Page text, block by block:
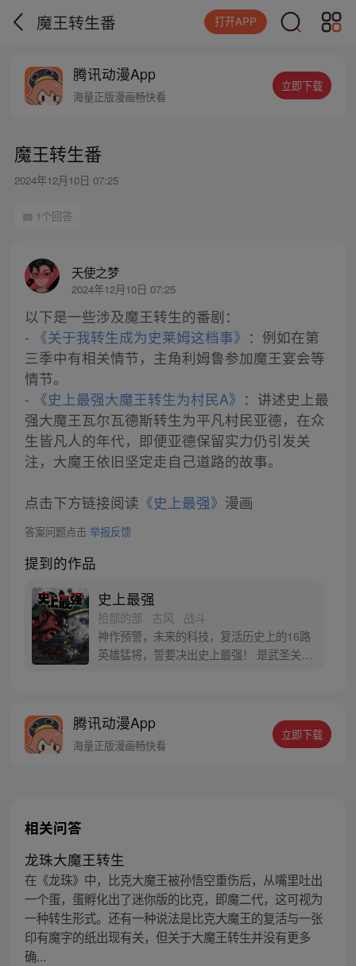
魔王转生番 打开APP
腾讯动漫App
海量正版漫画畅快看
立即下载
魔王转生番
2024年12月10日 07:25
1个回答
天使之梦
2024年12月10日 07:25
以下是一些涉及魔王转生的番剧：
- 《关于我转生成为史莱姆这档事》 ：例如在第
三季中有相关情节，主角利姆鲁参加魔王宴会等
情节。
- 《史上最强大魔王转生为村民A》 ：讲述史上最
强大魔王瓦尔瓦德斯转生为平凡村民亚德，在众
生皆凡人的年代，即便亚德保留实力仍引发关
注，大魔王依旧坚定走自己道路的故事。
点击下方链接阅读 《史上最强》 漫画
答案问题点击 举报反馈
提到的作品
史上最强
拾部的部 · 古风 · 战斗
神作预警，未来的科技，复活历史上的16路
英雄猛将，誓要决出史上最强！ 是武圣关云
丝群：481670726
腾讯动漫App
海量正版漫画畅快看
立即下载
相关问答
龙珠大魔王转生
在《龙珠》中，比克大魔王被孙悟空重伤后，从嘴里吐出
一个蛋，蛋孵化出了迷你版的比克，即魔二代，这可视为
一种转生形式。还有一种说法是比克大魔王的复活与一张
印有魔字的纸出现有关，但关于大魔王转生并没有更多
确...